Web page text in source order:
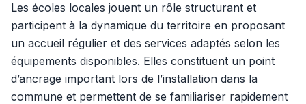
Les écoles locales jouent un rôle structurant et
participent à la dynamique du territoire en proposant
un accueil régulier et des services adaptés selon les
équipements disponibles. Elles constituent un point
d’ancrage important lors de l’installation dans la
commune et permettent de se familiariser rapidement